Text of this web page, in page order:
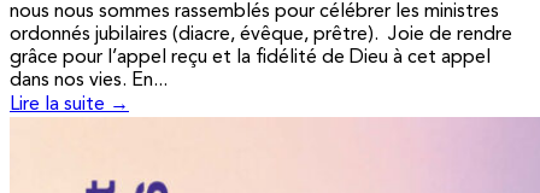
nous nous sommes rassemblés pour célébrer les ministres
ordonnés jubilaires (diacre, évêque, prêtre). Joie de rendre
grâce pour l’appel reçu et la fidélité de Dieu à cet appel
dans nos vies. En...
Lire la suite →